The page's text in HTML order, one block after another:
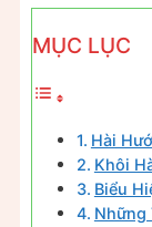
MỤC LỤC
Hài
Khôi
Biểu
Những